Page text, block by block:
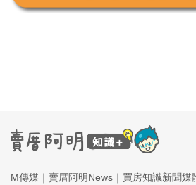
M傳媒｜賣厝阿明News｜買房知識新聞媒